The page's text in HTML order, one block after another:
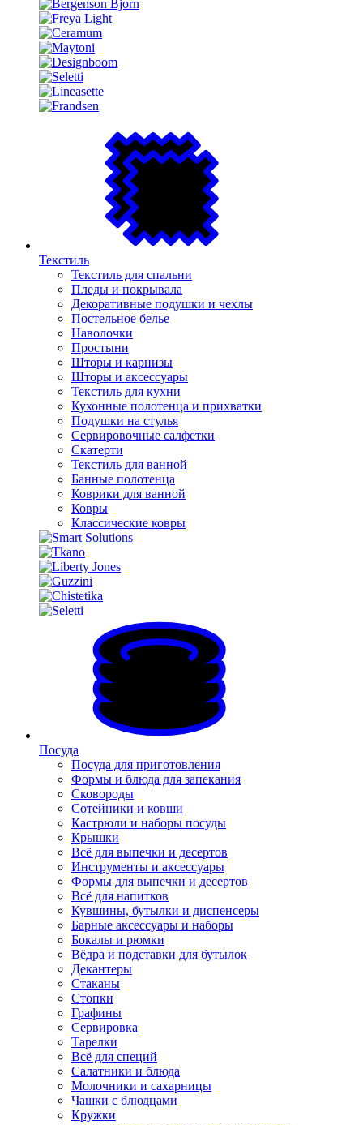
Текстиль
Текстиль для спальни
Пледы и покрывала
Декоративные подушки и чехлы
Постельное белье
Наволочки
Простыни
Шторы и карнизы
Шторы и аксессуары
Текстиль для кухни
Кухонные полотенца и прихватки
Подушки на стулья
Сервировочные салфетки
Скатерти
Текстиль для ванной
Банные полотенца
Коврики для ванной
Ковры
Классические ковры
Посуда
Посуда для приготовления
Формы и блюда для запекания
Сковороды
Сотейники и ковши
Кастрюли и наборы посуды
Крышки
Всё для выпечки и десертов
Инструменты и аксессуары
Формы для выпечки и десертов
Всё для напитков
Кувшины, бутылки и диспенсеры
Барные аксессуары и наборы
Бокалы и рюмки
Вёдра и подставки для бутылок
Декантеры
Стаканы
Стопки
Графины
Сервировка
Тарелки
Всё для специй
Салатники и блюда
Молочники и сахарницы
Чашки с блюдцами
Кружки